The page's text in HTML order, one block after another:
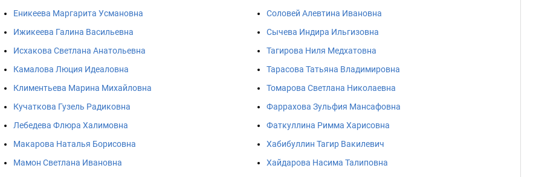
Еникеева Маргарита Усмановна
Ижикеева Галина Васильевна
Исхакова Светлана Анатольевна
Камалова Люция Идеаловна
Климентьева Марина Михайловна
Кучаткова Гузель Радиковна
Лебедева Флюра Халимовна
Макарова Наталья Борисовна
Мамон Светлана Ивановна
Соловей Алевтина Ивановна
Сычева Индира Ильгизовна
Тагирова Ниля Медхатовна
Тарасова Татьяна Владимировна
Томарова Светлана Николаевна
Фаррахова Зульфия Мансафовна
Фаткуллина Римма Харисовна
Хабибуллин Тагир Вакилевич
Хайдарова Насима Талиповна